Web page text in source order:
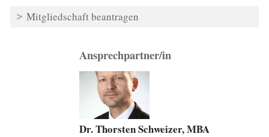
Mitgliedschaft beantragen
Ansprechpartner/in
Dr. Thorsten Schweizer, MBA